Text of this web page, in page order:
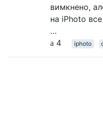
вимкнено,
на iPhoto
…
4
iphoto